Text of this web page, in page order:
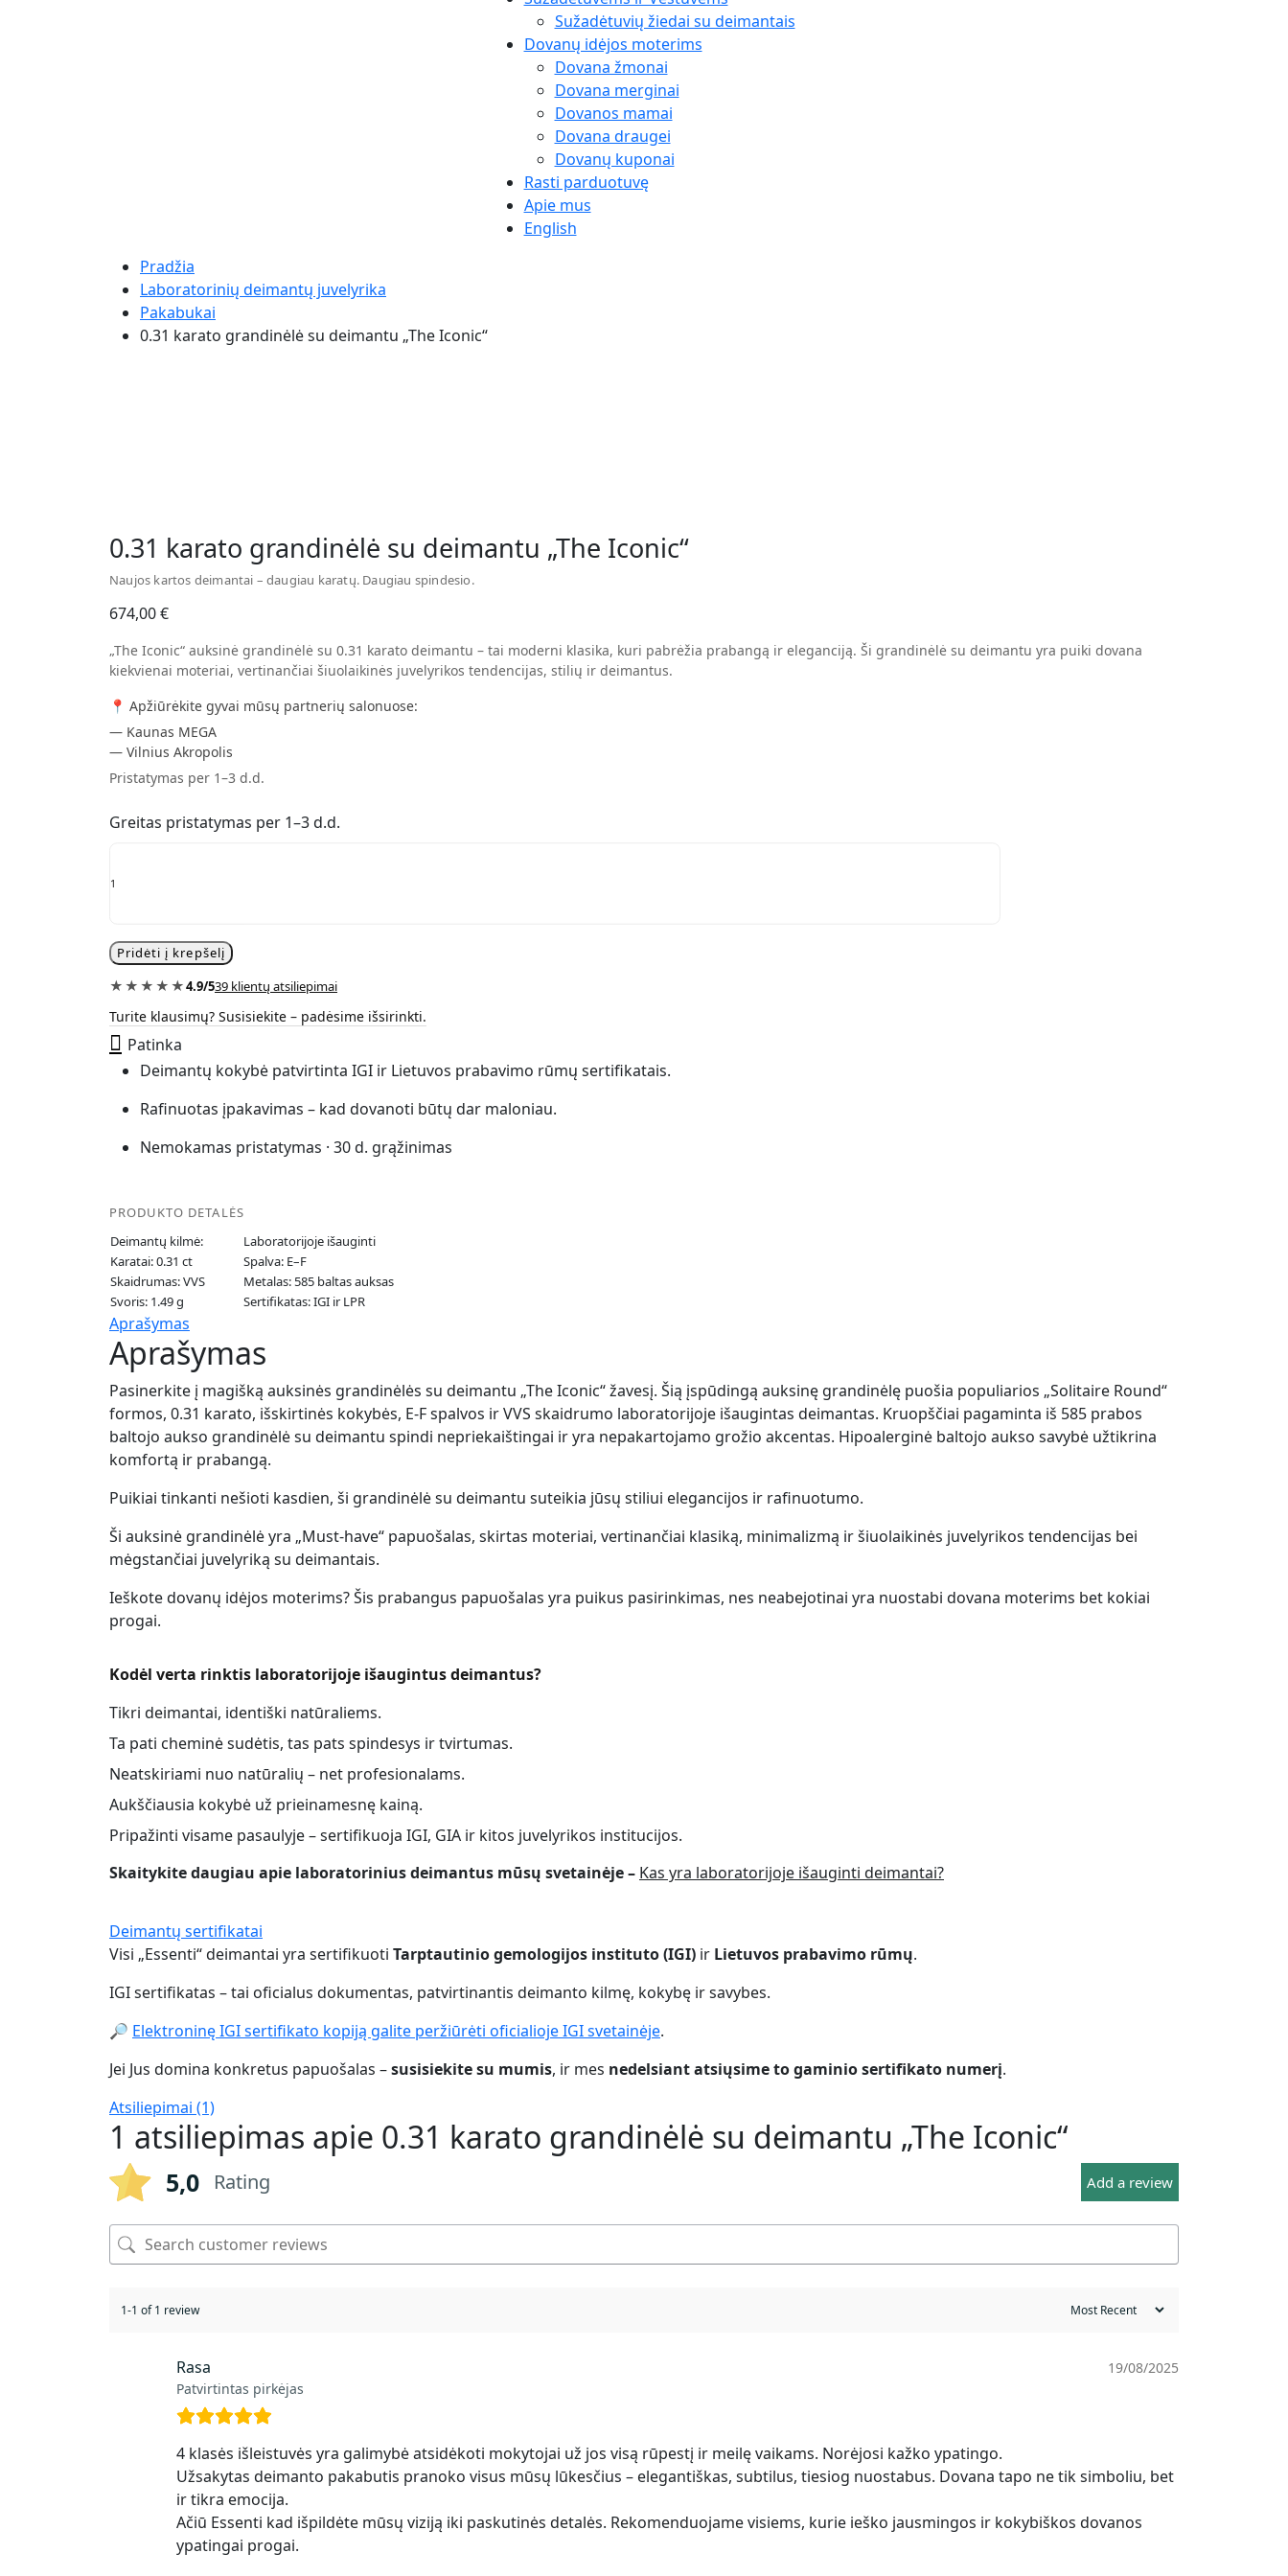
Sužadėtuvių žiedai su deimantais
Dovanų idėjos moterims
Dovana žmonai
Dovana merginai
Dovanos mamai
Dovana draugei
Dovanų kuponai
Rasti parduotuvę
Apie mus
English
Pradžia
Laboratorinių deimantų juvelyrika
Pakabukai
0.31 karato grandinėlė su deimantu „The Iconic“
0.31 karato grandinėlė su deimantu „The Iconic“
Naujos kartos deimantai – daugiau karatų. Daugiau spindesio.
674,00€
„The Iconic“ auksinė grandinėlė su 0.31 karato deimantu – tai moderni klasika, kuri pabrėžia prabangą ir eleganciją. Ši grandinėlė su deimantu yra puiki dovana
kiekvienai moteriai, vertinančiai šiuolaikinės juvelyrikos tendencijas, stilių ir deimantus.
📍 Apžiūrėkite gyvai mūsų partnerių salonuose:
— Kaunas MEGA
— Vilnius Akropolis
Pristatymas per 1–3 d.d.
Greitas pristatymas per 1–3 d.d.
grandinėlė
„The
Iconic“
quantity
Pridėti į krepšelį
★★★★★4.9/539 klientų atsiliepimai
Turite klausimų? Susisiekite – padėsime išsirinkti.
Patinka
Deimantų kokybė patvirtinta IGI ir Lietuvos prabavimo rūmų sertifikatais.
Rafinuotas įpakavimas – kad dovanoti būtų dar maloniau.
Nemokamas pristatymas · 30 d. grąžinimas
PRODUKTO DETALĖS
Deimantų kilmė:
Laboratorijoje išauginti
Karatai: 0.31 ct
Spalva: E–F
Skaidrumas: VVS
Metalas: 585 baltas auksas
Svoris: 1.49 g
Sertifikatas: IGI ir LPR
Aprašymas
Aprašymas
Pasinerkite į magišką auksinės grandinėlės su deimantu „The Iconic“ žavesį. Šią įspūdingą auksinę grandinėlę puošia populiarios „Solitaire Round“
formos, 0.31 karato, išskirtinės kokybės, E-F spalvos ir VVS skaidrumo laboratorijoje išaugintas deimantas. Kruopščiai pagaminta iš 585 prabos
baltojo aukso grandinėlė su deimantu spindi nepriekaištingai ir yra nepakartojamo grožio akcentas. Hipoalerginė baltojo aukso savybė užtikrina
komfortą ir prabangą.
Puikiai tinkanti nešioti kasdien, ši grandinėlė su deimantu suteikia jūsų stiliui elegancijos ir rafinuotumo.
Ši auksinė grandinėlė yra „Must-have“ papuošalas, skirtas moteriai, vertinančiai klasiką, minimalizmą ir šiuolaikinės juvelyrikos tendencijas bei
mėgstančiai juvelyriką su deimantais.
Ieškote dovanų idėjos moterims? Šis prabangus papuošalas yra puikus pasirinkimas, nes neabejotinai yra nuostabi dovana moterims bet kokiai
progai.
Kodėl verta rinktis laboratorijoje išaugintus deimantus?
Tikri deimantai, identiški natūraliems.
Ta pati cheminė sudėtis, tas pats spindesys ir tvirtumas.
Neatskiriami nuo natūralių – net profesionalams.
Aukščiausia kokybė už prieinamesnę kainą.
Pripažinti visame pasaulyje – sertifikuoja IGI, GIA ir kitos juvelyrikos institucijos.
Skaitykite daugiau apie laboratorinius deimantus mūsų svetainėje – Kas yra laboratorijoje išauginti deimantai?
Deimantų sertifikatai
Visi „Essenti“ deimantai yra sertifikuoti Tarptautinio gemologijos instituto (IGI) ir Lietuvos prabavimo rūmų.
IGI sertifikatas – tai oficialus dokumentas, patvirtinantis deimanto kilmę, kokybę ir savybes.
🔎 Elektroninę IGI sertifikato kopiją galite peržiūrėti oficialioje IGI svetainėje.
Jei Jus domina konkretus papuošalas –susisiekite su mumis, ir mes nedelsiant atsiųsime to gaminio sertifikato numerį.
Atsiliepimai (1)
1 atsiliepimas apie 0.31 karato grandinėlė su deimantu „The Iconic“
5,0 Rating Add a review
1-1 of 1 review
Rasa
Patvirtintas pirkėjas
19/08/2025
4 klasės išleistuvės yra galimybė atsidėkoti mokytojai už jos visą rūpestį ir meilę vaikams. Norėjosi kažko ypatingo.
Užsakytas deimanto pakabutis pranoko visus mūsų lūkesčius – elegantiškas, subtilus, tiesiog nuostabus. Dovana tapo ne tik simboliu, bet
ir tikra emocija.
Ačiū Essenti kad išpildėte mūsų viziją iki paskutinės detalės. Rekomenduojame visiems, kurie ieško jausmingos ir kokybiškos dovanos
ypatingai progai.